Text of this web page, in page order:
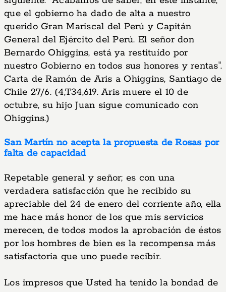
que el gobierno ha dado de alta a nuestro
querido Gran Mariscal del Perú y Capitán
General del Ejército del Perú. El señor don
Bernardo Ohiggins, está ya restituído por
nuestro Gobierno en todos sus honores y rentas".
Carta de Ramón de Aris a Ohiggins, Santiago de
Chile 27/6. (4,T34,619. Aris muere el 10 de
octubre, su hijo Juan sigue comunicado con
Ohiggins.)
San Martín no acepta la propuesta de Rosas por
falta de capacidad
Repetable general y señor; es con una
verdadera satisfacción que he recibido su
apreciable del 24 de enero del corriente año, ella
me hace más honor de los que mis servicios
merecen, de todos modos la aprobación de éstos
por los hombres de bien es la recompensa más
satisfactoria que uno puede recibir.
Los impresos que Usted ha tenido la bondad de